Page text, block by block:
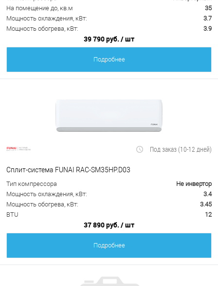
На помещение до, кв.м
35
Мощность охлаждения, кВт:
3.7
Мощность обогрева, кВт:
3.9
39 790 руб. / шт
Подробнее
Под заказ (10-12 дней)
Сплит-система FUNAI RAC-SM35HP.D03
Тип компрессора
Не инвертор
Мощность охлаждения, кВт:
3.4
Мощность обогрева, кВт:
3.45
BTU
12
37 890 руб. / шт
Подробнее